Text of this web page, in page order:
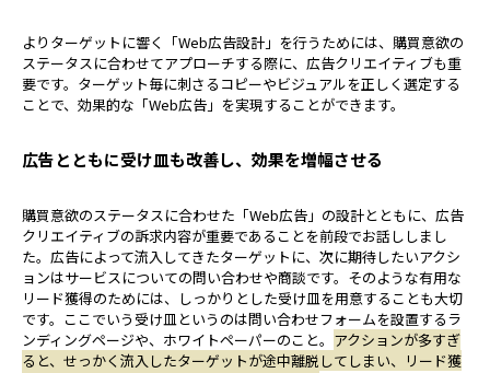
よりターゲットに響く「Web広告設計」を行うためには、購買意欲の
ステータスに合わせてアプローチする際に、広告クリエイティブも重
要です。ターゲット毎に刺さるコピーやビジュアルを正しく選定する
ことで、効果的な「Web広告」を実現することができます。
広告とともに受け皿も改善し、効果を増幅させる
購買意欲のステータスに合わせた「Web広告」の設計とともに、広告
クリエイティブの訴求内容が重要であることを前段でお話ししまし
た。広告によって流入してきたターゲットに、次に期待したいアクシ
ョンはサービスについての問い合わせや商談です。そのような有用な
リード獲得のためには、しっかりとした受け皿を用意することも大切
です。ここでいう受け皿というのは問い合わせフォームを設置するラ
ンディングページや、ホワイトペーパーのこと。 アクションが多すぎ
ると、せっかく流入したターゲットが途中離脱してしまい、リード獲